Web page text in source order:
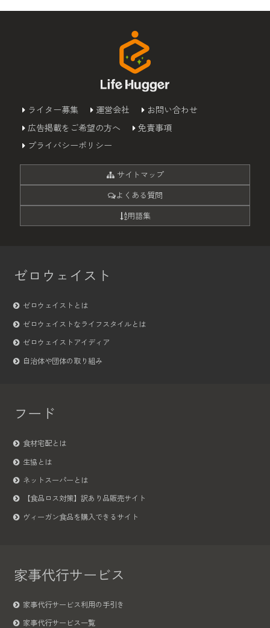
ライター募集 運営会社
お問い合わせ
広告掲載をご希望の方へ
免責事項
プライバシーポリシー
サイトマップ
よくある質問
用語集
ゼロウェイスト
ゼロウェイストとは
ゼロウェイストなライフスタイルとは
ゼロウェイストアイディア
自治体や団体の取り組み
フード
食材宅配とは
生協とは
ネットスーパーとは
【食品ロス対策】訳あり品販売サイト
ヴィーガン食品を購入できるサイト
家事代行サービス
家事代行サービス利用の手引き
家事代行サービス一覧